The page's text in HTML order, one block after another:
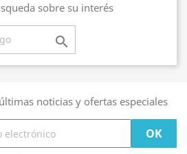
sobre su interés

noticias y ofertas especiales